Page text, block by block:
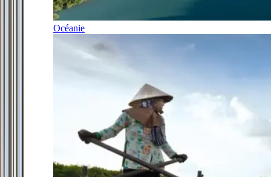
Océanie